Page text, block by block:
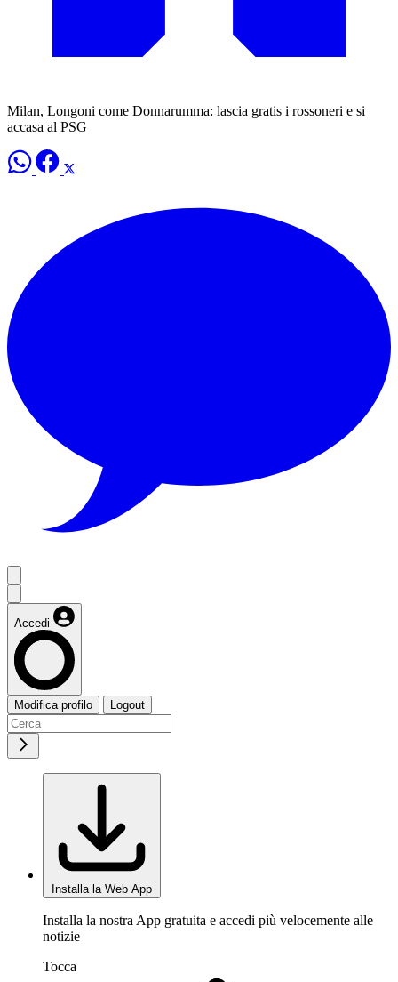
Milan, Longoni come Donnarumma: lascia gratis i rossoneri e si
accasa al PSG
Accedi
Modifica profilo Logout
Installa la Web App
Installa la nostra App gratuita e accedi più velocemente alle
notizie
Tocca